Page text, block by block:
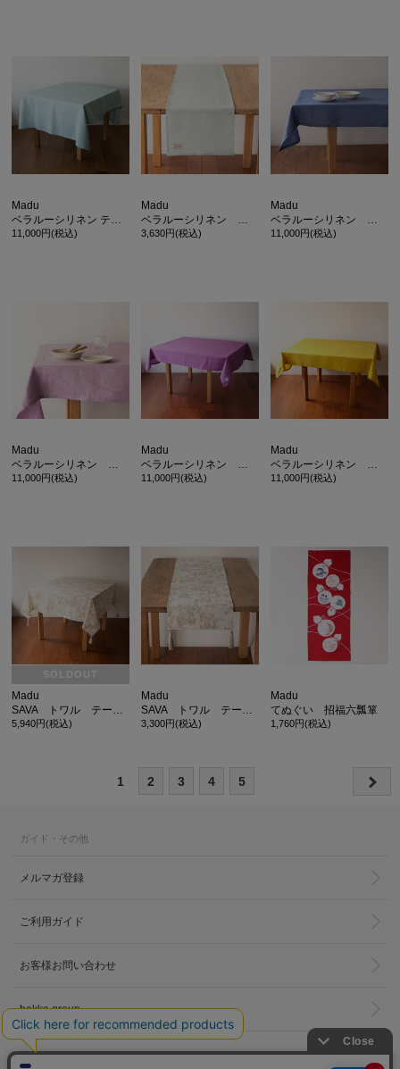
Madu
11,000円(税込)
Madu
3,630円(税込)
Madu
11,000円(税込)
Madu
ベラルーシリネン テーブルクロス
11,000円(税込)
Madu
ベラルーシリネン テーブルクロス
11,000円(税込)
Madu
ベラルーシリネン テーブルクロス
11,000円(税込)
SOLDOUT
Madu
SAVA トワル テーブルクロス
5,940円(税込)
Madu
SAVA トワル テーブルランナー
3,300円(税込)
Madu
てぬぐい 招福六瓢箪
1,760円(税込)
1 2 3 4 5
ガイド・その他
メルマガ登録
ご利用ガイド
お客様お問い合わせ
hakka group
LINKS